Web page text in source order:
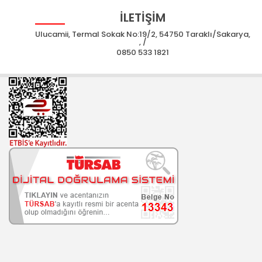
İLETİŞİM
Ulucamii, Termal Sokak No:19/2, 54750 Taraklı/Sakarya,
, /
0850 533 1821